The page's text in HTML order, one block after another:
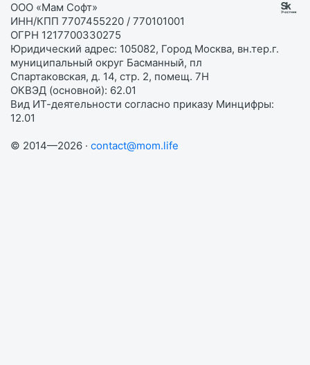
ООО «Мам Софт»
ИНН/КПП 7707455220 / 770101001
ОГРН 1217700330275
Юридический адрес: 105082, Город Москва, вн.тер.г.
муниципальный округ Басманный, пл
Спартаковская, д. 14, стр. 2, помещ. 7Н
ОКВЭД (основной): 62.01
Вид ИТ-деятельности согласно приказу Минцифры:
12.01
© 2014—2026 · contact@mom.life